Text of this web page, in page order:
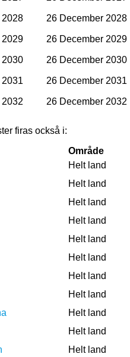
26 December 2028
26 December 2029
26 December 2030
26 December 2031
26 December 2032
firas också i:
Område
Helt land
Helt land
Helt land
Helt land
Helt land
Helt land
Helt land
Helt land
Helt land
Helt land
Helt land